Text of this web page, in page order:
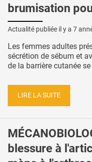
brumisation
Actualité publiée il y a 7
Les femmes adultes
sécrétion de sébum et
de la barrière cutanée
LIRE LA SUITE
blessure à